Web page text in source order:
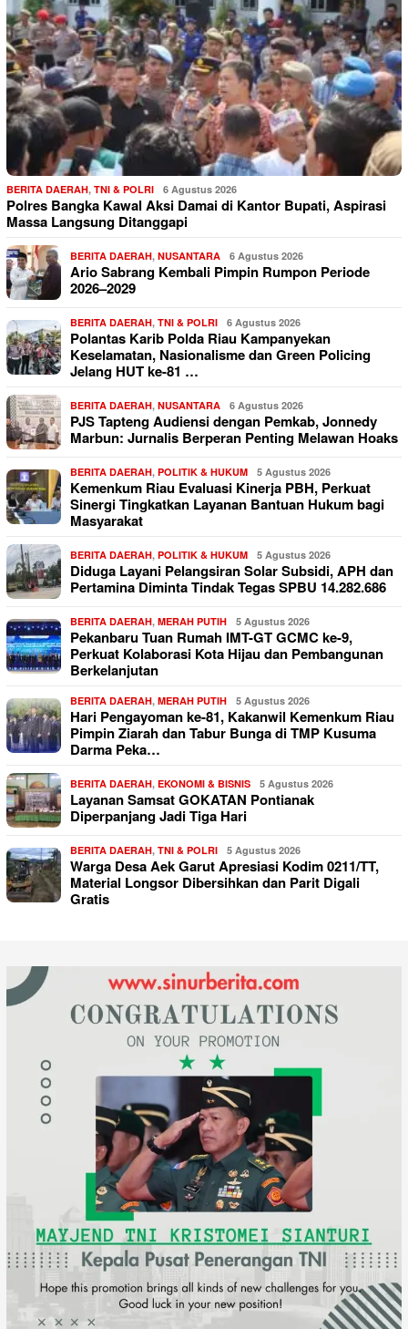
BERITA DAERAH, TNI & POLRI 6 Agustus 2026
Polres Bangka Kawal Aksi Damai di Kantor Bupati, Aspirasi
Massa Langsung Ditanggapi
BERITA DAERAH, NUSANTARA 6 Agustus 2026
Ario Sabrang Kembali Pimpin Rumpon Periode
2026–2029
BERITA DAERAH, TNI & POLRI 6 Agustus 2026
Polantas Karib Polda Riau Kampanyekan
Keselamatan, Nasionalisme dan Green Policing
Jelang HUT ke-81 …
BERITA DAERAH, NUSANTARA 6 Agustus 2026
PJS Tapteng Audiensi dengan Pemkab, Jonnedy
Marbun: Jurnalis Berperan Penting Melawan Hoaks
BERITA DAERAH, POLITIK & HUKUM 5 Agustus 2026
Kemenkum Riau Evaluasi Kinerja PBH, Perkuat
Sinergi Tingkatkan Layanan Bantuan Hukum bagi
Masyarakat
BERITA DAERAH, POLITIK & HUKUM 5 Agustus 2026
Diduga Layani Pelangsiran Solar Subsidi, APH dan
Pertamina Diminta Tindak Tegas SPBU 14.282.686
BERITA DAERAH, MERAH PUTIH 5 Agustus 2026
Pekanbaru Tuan Rumah IMT-GT GCMC ke-9,
Perkuat Kolaborasi Kota Hijau dan Pembangunan
Berkelanjutan
BERITA DAERAH, MERAH PUTIH 5 Agustus 2026
Hari Pengayoman ke-81, Kakanwil Kemenkum Riau
Pimpin Ziarah dan Tabur Bunga di TMP Kusuma
Darma Peka…
BERITA DAERAH, EKONOMI & BISNIS 5 Agustus 2026
Layanan Samsat GOKATAN Pontianak
Diperpanjang Jadi Tiga Hari
BERITA DAERAH, TNI & POLRI 5 Agustus 2026
Warga Desa Aek Garut Apresiasi Kodim 0211/TT,
Material Longsor Dibersihkan dan Parit Digali
Gratis